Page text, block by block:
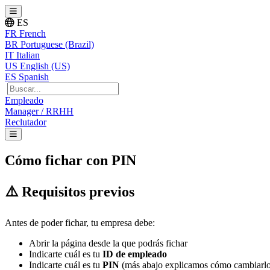
ES
FR French
BR Portuguese (Brazil)
IT Italian
US English (US)
ES Spanish
Empleado
Manager / RRHH
Reclutador
Cómo fichar con PIN
⚠ Requisitos previos
Antes de poder fichar, tu empresa debe:
Abrir la página desde la que podrás fichar
Indicarte cuál es tu ID de empleado
Indicarte cuál es tu PIN (más abajo explicamos cómo